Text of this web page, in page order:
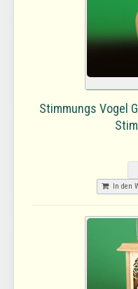
Stimmungs Vogel
In den